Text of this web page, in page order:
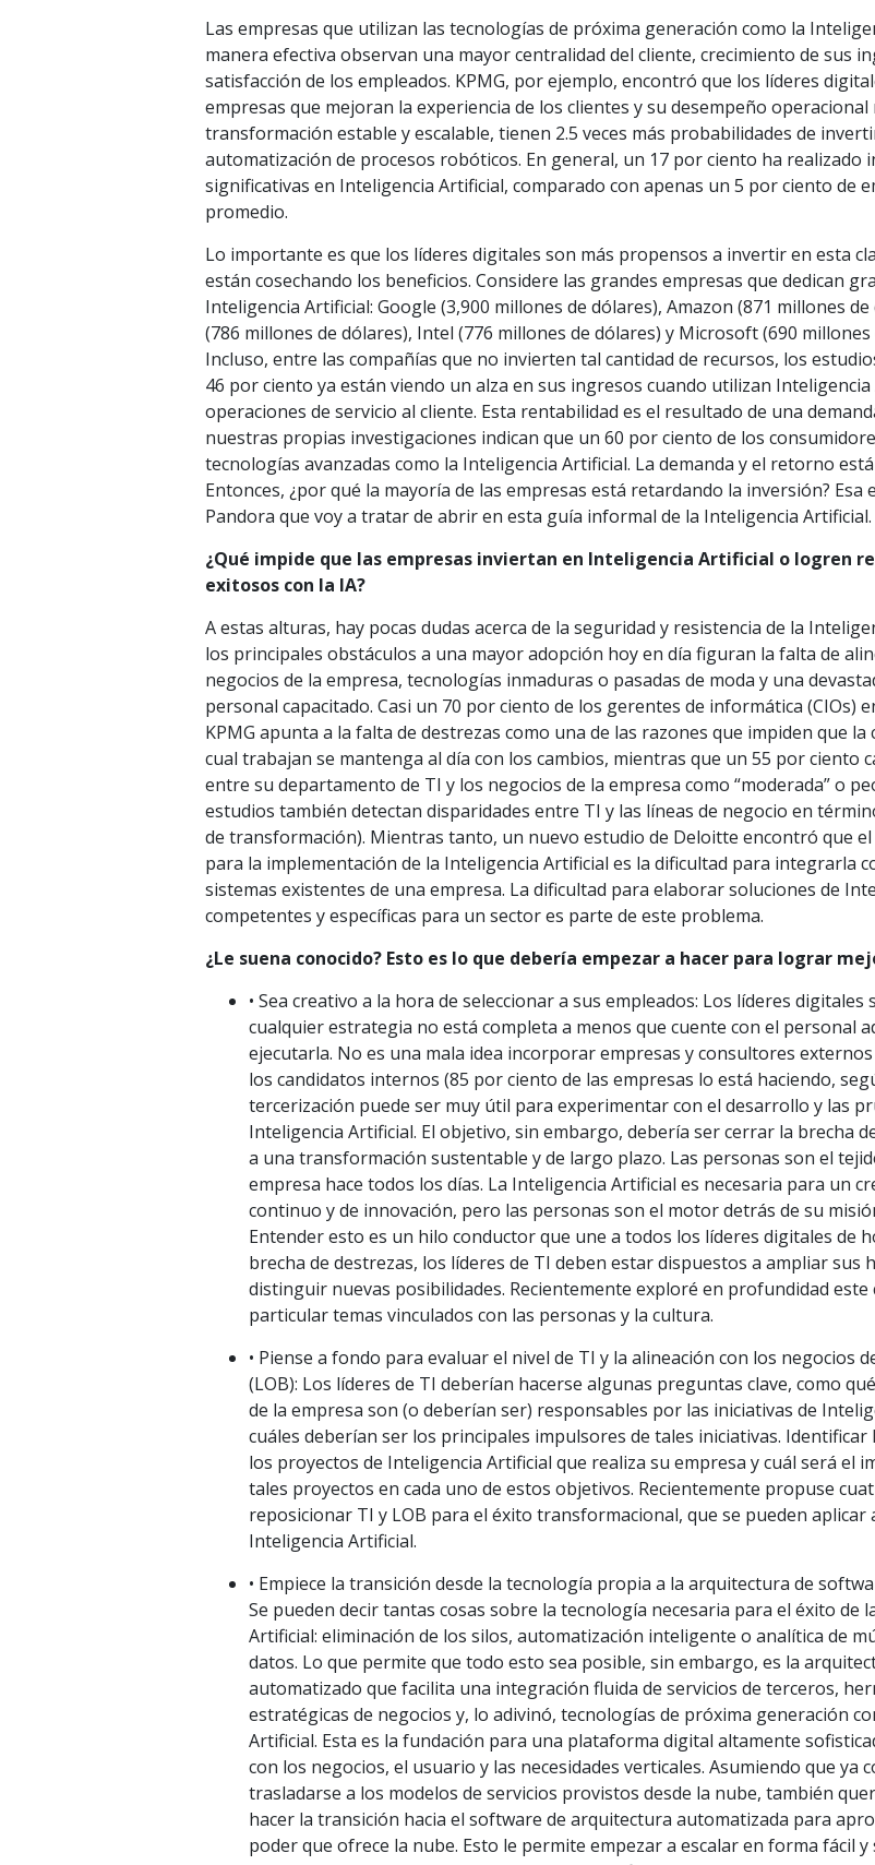
Las empresas que utilizan las tecnologías de próxima generación como la
manera efectiva observan una mayor centralidad del cliente, crecimiento de sus
satisfacción de los empleados. KPMG, por ejemplo, encontró que los líderes
empresas que mejoran la experiencia de los clientes y su desempeño
transformación estable y escalable, tienen 2.5 veces más probabilidades de
automatización de procesos robóticos. En general, un 17 por ciento ha realizado
significativas en Inteligencia Artificial, comparado con apenas un 5 por ciento de
promedio.
Lo importante es que los líderes digitales son más propensos a invertir en esta
están cosechando los beneficios. Considere las grandes empresas que dedican
Inteligencia Artificial: Google (3,900 millones de dólares), Amazon (871 millones
(786 millones de dólares), Intel (776 millones de dólares) y Microsoft (690 millones
Incluso, entre las compañías que no invierten tal cantidad de recursos, los
46 por ciento ya están viendo un alza en sus ingresos cuando utilizan
operaciones de servicio al cliente. Esta rentabilidad es el resultado de una
nuestras propias investigaciones indican que un 60 por ciento de los
tecnologías avanzadas como la Inteligencia Artificial. La demanda y el retorno
Entonces, ¿por qué la mayoría de las empresas está retardando la inversión? Esa
Pandora que voy a tratar de abrir en esta guía informal de la Inteligencia Artificial.
¿Qué impide que las empresas inviertan en Inteligencia Artificial o logren
exitosos con la IA?
A estas alturas, hay pocas dudas acerca de la seguridad y resistencia de la
los principales obstáculos a una mayor adopción hoy en día figuran la falta de
negocios de la empresa, tecnologías inmaduras o pasadas de moda y una
personal capacitado. Casi un 70 por ciento de los gerentes de informática (CIOs)
KPMG apunta a la falta de destrezas como una de las razones que impiden que la
cual trabajan se mantenga al día con los cambios, mientras que un 55 por ciento
entre su departamento de TI y los negocios de la empresa como “moderada” o
estudios también detectan disparidades entre TI y las líneas de negocio en
de transformación). Mientras tanto, un nuevo estudio de Deloitte encontró que
para la implementación de la Inteligencia Artificial es la dificultad para integrarla
sistemas existentes de una empresa. La dificultad para elaborar soluciones de
competentes y específicas para un sector es parte de este problema.
¿Le suena conocido? Esto es lo que debería empezar a hacer para lograr
• Sea creativo a la hora de seleccionar a sus empleados: Los líderes digitales
cualquier estrategia no está completa a menos que cuente con el personal
ejecutarla. No es una mala idea incorporar empresas y consultores
los candidatos internos (85 por ciento de las empresas lo está haciendo,
tercerización puede ser muy útil para experimentar con el desarrollo y las
Inteligencia Artificial. El objetivo, sin embargo, debería ser cerrar la brecha
a una transformación sustentable y de largo plazo. Las personas son el
empresa hace todos los días. La Inteligencia Artificial es necesaria para un
continuo y de innovación, pero las personas son el motor detrás de su
Entender esto es un hilo conductor que une a todos los líderes digitales de
brecha de destrezas, los líderes de TI deben estar dispuestos a ampliar sus
distinguir nuevas posibilidades. Recientemente exploré en profundidad este
particular temas vinculados con las personas y la cultura.
• Piense a fondo para evaluar el nivel de TI y la alineación con los negocios
(LOB): Los líderes de TI deberían hacerse algunas preguntas clave, como
de la empresa son (o deberían ser) responsables por las iniciativas de
cuáles deberían ser los principales impulsores de tales iniciativas. Identificar
los proyectos de Inteligencia Artificial que realiza su empresa y cuál será el
tales proyectos en cada uno de estos objetivos. Recientemente propuse
reposicionar TI y LOB para el éxito transformacional, que se pueden aplicar
Inteligencia Artificial.
• Empiece la transición desde la tecnología propia a la arquitectura de
Se pueden decir tantas cosas sobre la tecnología necesaria para el éxito de
Artificial: eliminación de los silos, automatización inteligente o analítica de
datos. Lo que permite que todo esto sea posible, sin embargo, es la
automatizado que facilita una integración fluida de servicios de terceros,
estratégicas de negocios y, lo adivinó, tecnologías de próxima generación
Artificial. Esta es la fundación para una plataforma digital altamente
con los negocios, el usuario y las necesidades verticales. Asumiendo que ya
trasladarse a los modelos de servicios provistos desde la nube, también
hacer la transición hacia el software de arquitectura automatizada para
poder que ofrece la nube. Esto le permite empezar a escalar en forma fácil y